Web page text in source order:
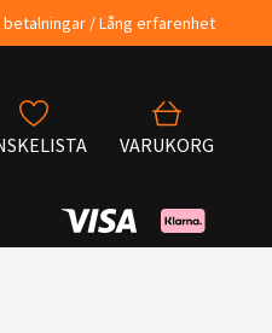
/ Lång erfarenhet
VARUKORG